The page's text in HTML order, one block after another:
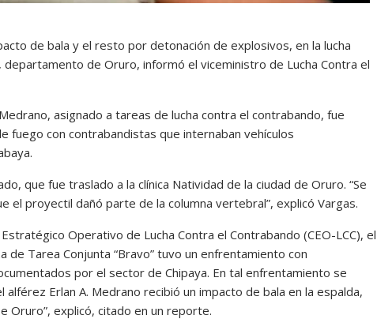
de bala y el resto por detonación de explosivos, en la lucha
departamento de Oruro, informó el viceministro de Lucha Contra el
asignado a tareas de lucha contra el contrabando, fue
fuego con contrabandistas que internaban vehículos
que fue traslado a la clínica Natividad de la ciudad de Oruro. “Se
el proyectil dañó parte de la columna vertebral”, explicó Vargas.
Operativo de Lucha Contra el Contrabando (CEO-LCC), el
de Tarea Conjunta “Bravo” tuvo un enfrentamiento con
por el sector de Chipaya. En tal enfrentamiento se
Erlan A. Medrano recibió un impacto de bala en la espalda,
Oruro”, explicó, citado en un reporte.